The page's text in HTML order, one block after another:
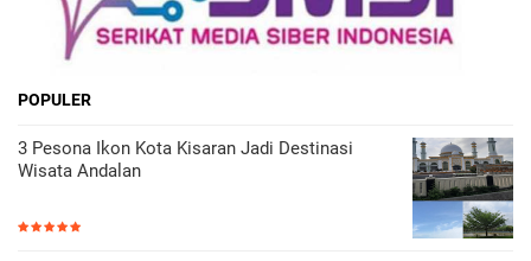
POPULER
3 Pesona Ikon Kota Kisaran Jadi Destinasi
Wisata Andalan